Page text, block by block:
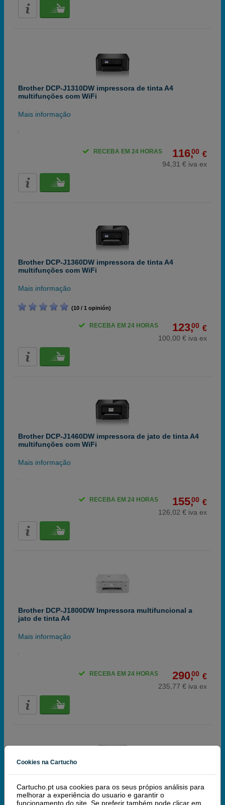
Brother DCP-J1310DW impressora de tinta A4
multifunções com WiFi
Mais informação
116,00 €
94,31 € iva ex
RECEBA EM 24 HORAS
Brother DCP-J1360DW impressora de tinta A4
multifunções com WiFi
Mais informação
(10 / 1 opinión)
123,00 €
100,00 € iva ex
RECEBA EM 24 HORAS
Brother DCP-J1460DW impressora de jato de tinta A4
multifunções com WiFi
Mais informação
155,00 €
126,02 € iva ex
RECEBA EM 24 HORAS
Brother DCP-J1800DW Impressora multifuncional a
jato de tinta A4
Mais informação
290,00 €
235,77 € iva ex
RECEBA EM 24 HORAS
Brother DCP-L1640W impressora laser monocromo A4
multifunções com WiFi
Cookies na Cartucho
Cartucho.pt usa cookies para os seus própios análisis para
melhorar a experiência do usuario e garantir o
funcionamento do site. Se preferir também pode clicar em